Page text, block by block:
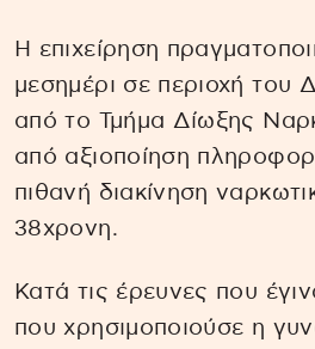
Η επιχείρηση
μεσημέρι σε περιοχή του
από το Τμήμα Δίωξης
από αξιοποίηση
πιθανή διακίνηση
38χρονη.
Κατά τις έρευνες που
που χρησιμοποιούσε η